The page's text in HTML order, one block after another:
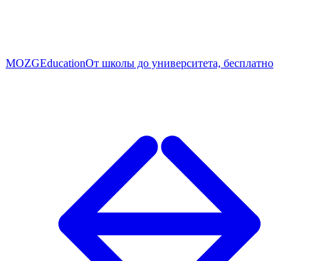
MOZGEducationОт школы до университета, бесплатно